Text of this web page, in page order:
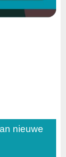
nieuwe